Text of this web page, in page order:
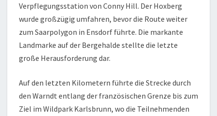
Verpflegungsstation von Conny Hill. Der Hoxberg
wurde großzügig umfahren, bevor die Route weiter
zum Saarpolygon in Ensdorf führte. Die markante
Landmarke auf der Bergehalde stellte die letzte
große Herausforderung dar.
Auf den letzten Kilometern führte die Strecke durch
den Warndt entlang der französischen Grenze bis zum
Ziel im Wildpark Karlsbrunn, wo die Teilnehmenden